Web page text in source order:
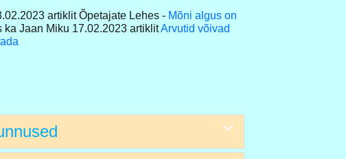
artiklit Õpetajate Lehes - Mõni algus on
Jaan Miku 17.02.2023 artiklitArvutid võivad